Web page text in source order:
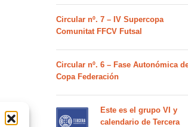
Circular nº. 7 – IV Supercopa
Comunitat FFCV Futsal
Circular nº. 6 – Fase Autonómica
Copa Federación
Este es el grupo VI y
calendario de Tercera